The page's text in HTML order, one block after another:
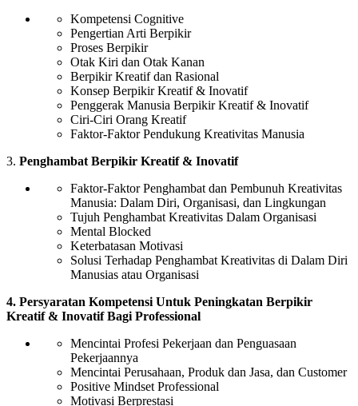
Kompetensi Cognitive
Pengertian Arti Berpikir
Proses Berpikir
Otak Kiri dan Otak Kanan
Berpikir Kreatif dan Rasional
Konsep Berpikir Kreatif & Inovatif
Penggerak Manusia Berpikir Kreatif & Inovatif
Ciri-Ciri Orang Kreatif
Faktor-Faktor Pendukung Kreativitas Manusia
3. Penghambat Berpikir Kreatif & Inovatif
Faktor-Faktor Penghambat dan Pembunuh Kreativitas
Manusia: Dalam Diri, Organisasi, dan Lingkungan
Tujuh Penghambat Kreativitas Dalam Organisasi
Mental Blocked
Keterbatasan Motivasi
Solusi Terhadap Penghambat Kreativitas di Dalam Diri
Manusias atau Organisasi
4. Persyaratan Kompetensi Untuk Peningkatan Berpikir
Kreatif & Inovatif Bagi Professional
Mencintai Profesi Pekerjaan dan Penguasaan
Pekerjaannya
Mencintai Perusahaan, Produk dan Jasa, dan Customer
Positive Mindset Professional
Motivasi Berprestasi